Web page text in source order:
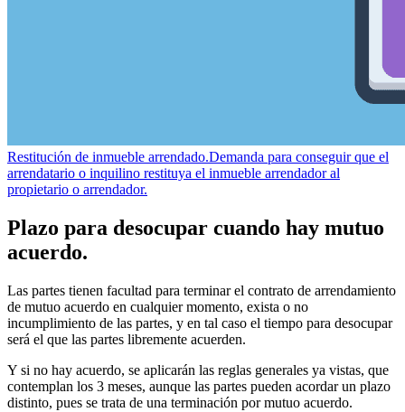
Restitución de inmueble arrendado.Demanda para conseguir que el
arrendatario o inquilino restituya el inmueble arrendador al
propietario o arrendador.
Plazo para desocupar cuando hay mutuo
acuerdo.
Las partes tienen facultad para terminar el contrato de arrendamiento
de mutuo acuerdo en cualquier momento, exista o no
incumplimiento de las partes, y en tal caso el tiempo para desocupar
será el que las partes libremente acuerden.
Y si no hay acuerdo, se aplicarán las reglas generales ya vistas, que
contemplan los 3 meses, aunque las partes pueden acordar un plazo
distinto, pues se trata de una terminación por mutuo acuerdo.